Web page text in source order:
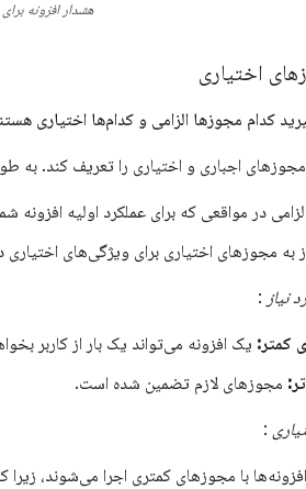
هشدار افزونه برای API
اختیاری
اجباری و اختیاری را تعریف کند. به
در مواقعی که برای عملکرد اولیه افزونه
مجوزهای اختیاری برای ویژگی‌های اختیاری
نیاز :
کمتر: یک افزونه می‌تواند یک بار از کاربر
مجوزهای لازم تضمین شده است.
:
افزونه‌ها با مجوزهای کمتری اجرا می‌شوند،